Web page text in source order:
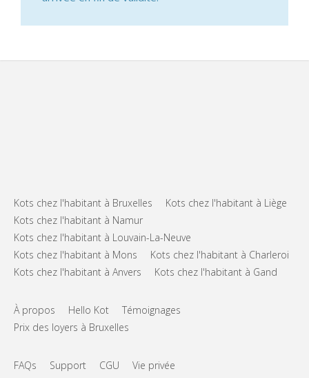
Kots chez l'habitant à Bruxelles
Kots chez l'habitant à Liège
Kots chez l'habitant à Namur
Kots chez l'habitant à Louvain-La-Neuve
Kots chez l'habitant à Mons
Kots chez l'habitant à Charleroi
Kots chez l'habitant à Anvers
Kots chez l'habitant à Gand
À propos Hello Kot
Témoignages
Prix des loyers à Bruxelles
FAQs Support CGU Vie privée